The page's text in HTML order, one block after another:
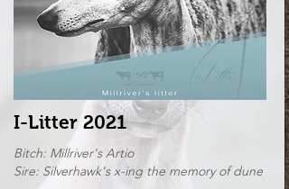
I-Litter 2021
Bitch: Millriver's Artio
Sire: Silverhawk's x-ing the memory of dune